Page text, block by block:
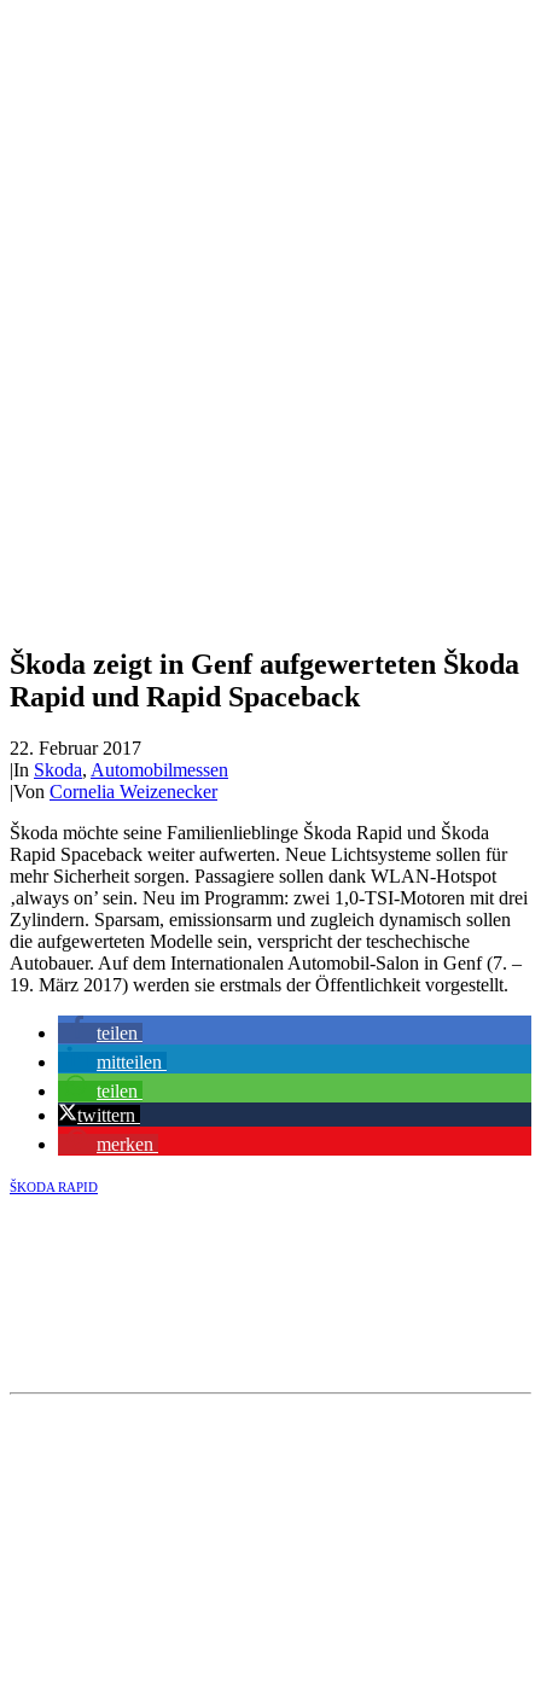
Škoda zeigt in Genf aufgewerteten Škoda
Rapid und Rapid Spaceback
22. Februar 2017
|In Skoda, Automobilmessen
|Von Cornelia Weizenecker
Škoda möchte seine Familienlieblinge Škoda Rapid und Škoda
Rapid Spaceback weiter aufwerten. Neue Lichtsysteme sollen für
mehr Sicherheit sorgen. Passagiere sollen dank WLAN-Hotspot
‚always on’ sein. Neu im Programm: zwei 1,0-TSI-Motoren mit drei
Zylindern. Sparsam, emissionsarm und zugleich dynamisch sollen
die aufgewerteten Modelle sein, verspricht der teschechische
Autobauer. Auf dem Internationalen Automobil-Salon in Genf (7. –
19. März 2017) werden sie erstmals der Öffentlichkeit vorgestellt.
teilen
mitteilen
teilen
twittern
merken
ŠKODA RAPID